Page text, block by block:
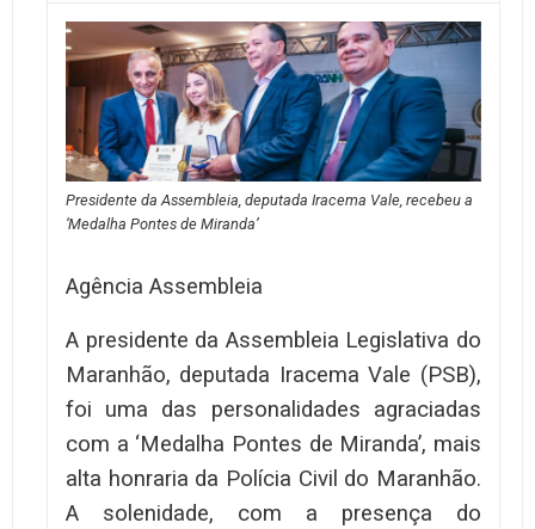
Presidente da Assembleia, deputada Iracema Vale, recebeu a
‘Medalha Pontes de Miranda’
Agência Assembleia
A presidente da Assembleia Legislativa do
Maranhão, deputada Iracema Vale (PSB),
foi uma das personalidades agraciadas
com a ‘Medalha Pontes de Miranda’, mais
alta honraria da Polícia Civil do Maranhão.
A solenidade, com a presença do